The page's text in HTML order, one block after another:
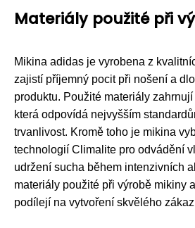
Materiály použité při
Mikina adidas je vyrobena z
zajistí příjemný pocit při nošení a
produktu. Použité materiály
která odpovídá nejvyšším
trvanlivost. Kromě toho je mikina
technologií Climalite pro odvádění
udržení sucha během intenzivních
materiály použité při výrobě mikiny
podílejí na vytvoření skvělého